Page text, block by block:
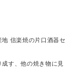
信楽焼の片口酒器セ
す、他の焼き物に見